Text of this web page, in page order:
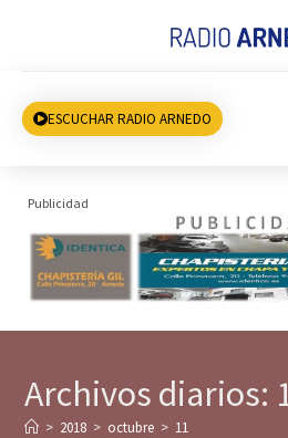
ESCUCHAR RADIO ARNEDO
Publicidad
Archivos diarios:
> 2018 > octubre > 11